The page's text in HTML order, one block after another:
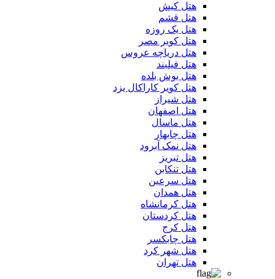
هتل کیش
هتل قشم
هتل یک روزه
هتل کویر مصر
هتل دریاچه عروس
هتل فیلبند
هتل یوش بلده
هتل کویر کاراکال یزد
هتل شیراز
هتل اصفهان
هتل ماسال
هتل چابهار
هتل نمک آبرود
هتل تبریز
هتل تنکابن
هتل سرعین
هتل همدان
هتل کرمانشاه
هتل کردستان
هتل کرج
هتل چابکسر
هتل شهر کرد
هتل تهران